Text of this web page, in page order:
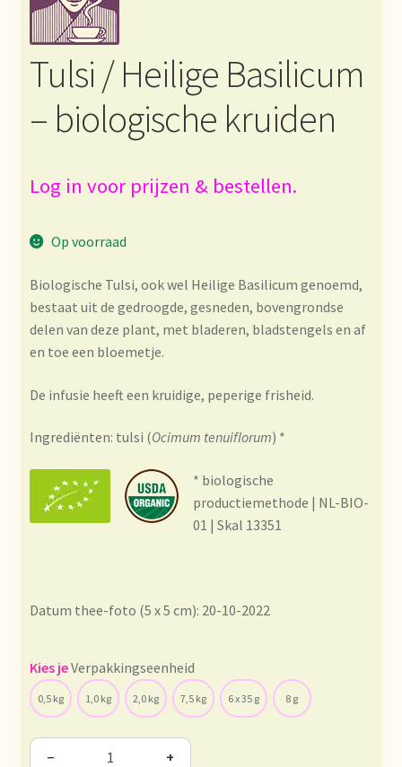
Bezahlung und Rabatte
Bienvenue dans notre commerce de gros de thé !
Bio-Zertifikate
Certificats biologiques
Commande et délai de livraison
Contact
Current price list
Datenschutzerklärung
Tulsi / Heilige Basilicum
– biologische kruiden
Log in voor prijzen & bestellen.
Op voorraad
Biologische Tulsi, ook wel Heilige Basilicum genoemd,
bestaat uit de gedroogde, gesneden, bovengrondse
delen van deze plant, met bladeren, bladstengels en af
en toe een bloemetje.
De infusie heeft een kruidige, peperige frisheid.
Ingrediënten: tulsi (Ocimum tenuiflorum) *
* biologische
productiemethode | NL-BIO-
01 | Skal 13351
Datum thee-foto (5 x 5 cm): 20-10-2022
Verpakkingseenheid
0,5 kg 1,0 kg 2,0 kg 7,5 kg 6 x 35 g 8 g
− +